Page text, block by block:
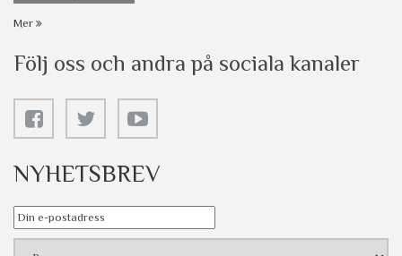
Mer
Följ oss och andra på sociala kanaler
NYHETSBREV